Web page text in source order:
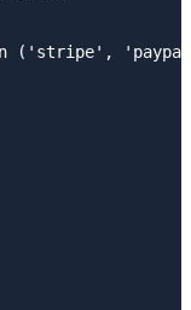
('stripe',